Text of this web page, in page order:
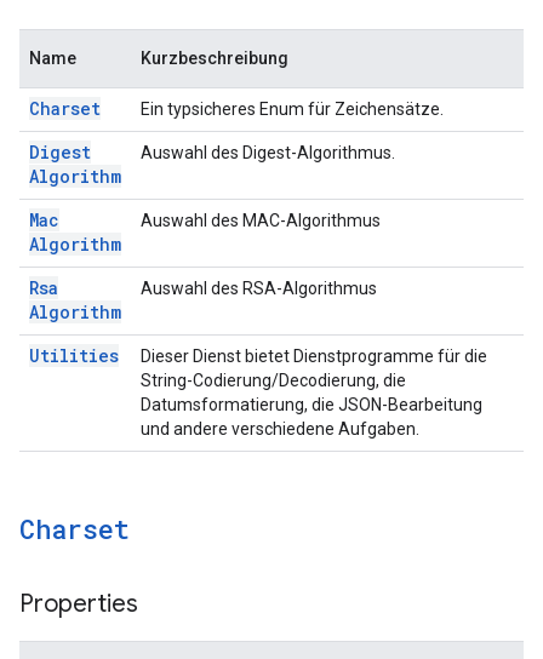
Name Kurzbeschreibung
Charset Ein typsicheres Enum für Zeichensätze.
Digest
Algorithm
Auswahl des Digest-Algorithmus.
Mac
Algorithm
Auswahl des MAC-Algorithmus
Rsa
Algorithm
Auswahl des RSA-Algorithmus
Utilities
Dieser Dienst bietet Dienstprogramme für die
String-Codierung/Decodierung, die
Datumsformatierung, die JSON-Bearbeitung
und andere verschiedene Aufgaben.
Charset
Properties